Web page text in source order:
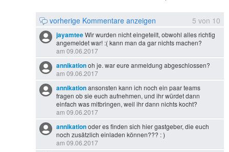
vorherige Kommentare anzeigen 5 von 10
jayamteeWir wurden nicht eingeteilt, obwohl alles richtig
angemeldet war! :( kann man da gar nichts machen?
am 09.06.2017
annikationoh je. war eure anmeldung abgeschlossen?
am 09.06.2017
annikationansonsten kann ich noch ein paar teams
fragen ob sie euch aufnehmen, und ihr würdet dann
einfach was mitbringen, weil ihr dann nichts kocht?
am 09.06.2017
annikationoder es finden sich hier gastgeber, die euch
noch zusätzlich einladen können??? : )
am 09.06.2017